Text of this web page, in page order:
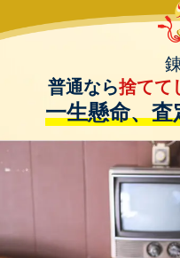
普通なら捨てて
一生懸命、査